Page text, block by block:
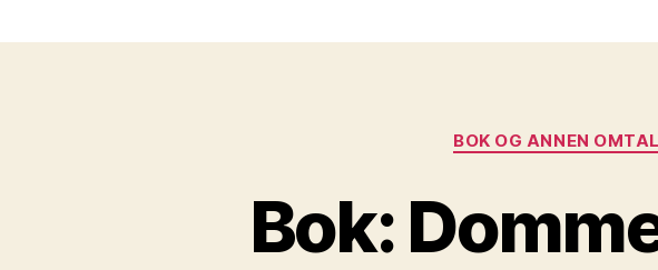
BOK OG ANNEN
Bok: